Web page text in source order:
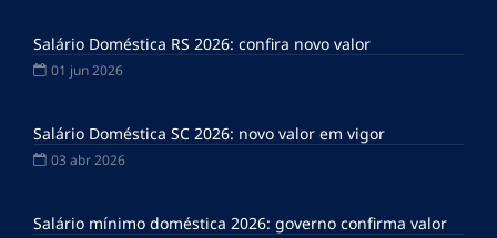
Salário Doméstica RS 2026: confira novo valor
01 jun 2026
Salário Doméstica SC 2026: novo valor em vigor
03 abr 2026
Salário mínimo doméstica 2026: governo confirma valor